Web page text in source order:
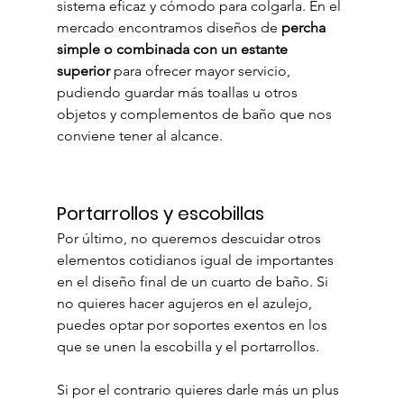
sistema eficaz y cómodo para colgarla. En el
mercado encontramos diseños de percha
simple o combinada con un estante
superior para ofrecer mayor servicio,
pudiendo guardar más toallas u otros
objetos y complementos de baño que nos
conviene tener al alcance.
Portarrollos y escobillas
Por último, no queremos descuidar otros
elementos cotidianos igual de importantes
en el diseño final de un cuarto de baño. Si
no quieres hacer agujeros en el azulejo,
puedes optar por soportes exentos en los
que se unen la escobilla y el portarrollos.
Si por el contrario quieres darle más un plus